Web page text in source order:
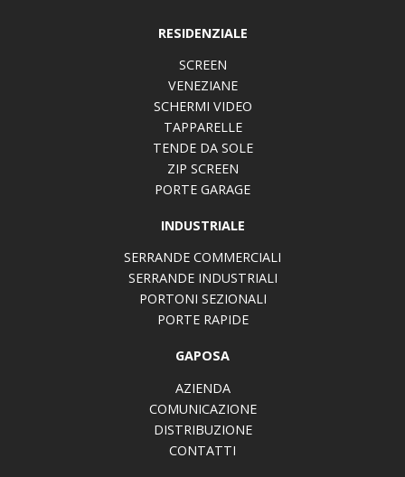
RESIDENZIALE
SCREEN
VENEZIANE
SCHERMI VIDEO
TAPPARELLE
TENDE DA SOLE
ZIP SCREEN
PORTE GARAGE
INDUSTRIALE
SERRANDE COMMERCIALI
SERRANDE INDUSTRIALI
PORTONI SEZIONALI
PORTE RAPIDE
GAPOSA
AZIENDA
COMUNICAZIONE
DISTRIBUZIONE
CONTATTI